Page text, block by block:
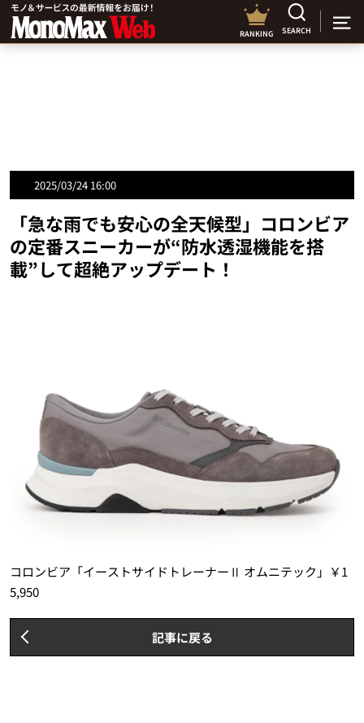
RANKING SEARCH
2025/03/24 16:00
「急な雨でも安心の全天候型」コロンビア
の定番スニーカーが“防水透湿機能を搭
載”して超絶アップデート！
コロンビア「イーストサイドトレーナーⅡ オムニテック」￥1
5,950
記事に戻る